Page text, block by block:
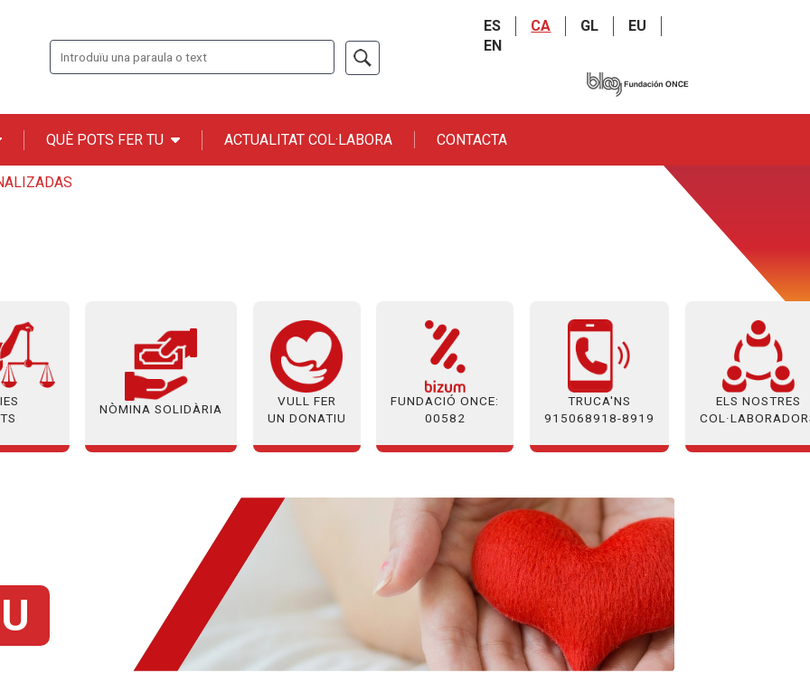
Cerca
ES CA GL
EU
EN
QUÈ POTS FER TU ACTUALITAT COL·LABORA CONTACTA
NÒMINA SOLIDÀRIA
VULL FER
UN DONATIU
FUNDACIÓ ONCE:
00582
TRUCA'NS
915068918-8919
ELS NOSTRES